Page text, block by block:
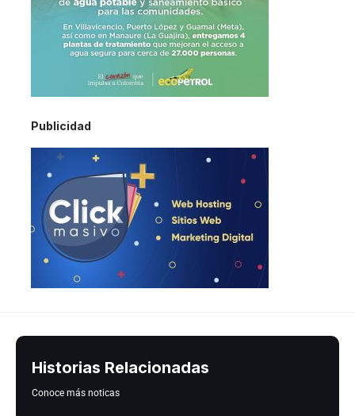
Publicidad
Historias Relacionadas
Conoce más noticas